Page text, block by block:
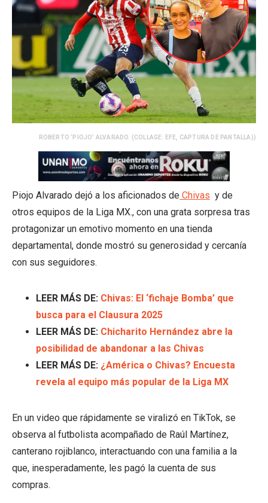
ROBERTO ‘PIOJO’ ALVARADO. (COLLAGE: EFE, CAPTURA DE PANTALLA))
Piojo Alvarado dejó a los aficionados de Chivas y de
otros equipos de la Liga MX., con una grata sorpresa tras
protagonizar un emotivo momento en una tienda
departamental, donde mostró su generosidad y cercanía
con sus seguidores.
LEER MÁS DE: Chivas: El ‘fichaje Bomba’ que
busca para el Clausura 2025
LEER MÁS DE: Chicharito Hernández abre la
posibilidad de abandonar a las Chivas
LEER MÁS DE: ¿América o Chivas? Encuesta
revela al equipo más popular de la Liga MX
En un video que rápidamente se viralizó en TikTok, se
observa al futbolista acompañado de Raúl Martínez,
canterano rojiblanco, interactuando con una familia a la
que, inesperadamente, les pagó la cuenta de sus
compras.